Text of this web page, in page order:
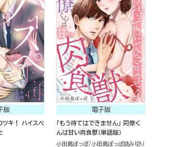
版
ツキ！ ハイスペ
電子版
「もう待てはできません」 同僚く
んは甘い肉食獣（単話版）
小田島ぽっぽ 小田島ぽっぽ読み切り